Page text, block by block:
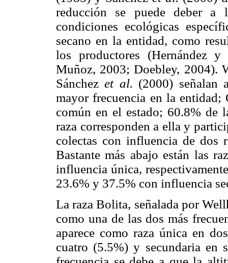
reducción se puede deber a
condiciones ecológicas
secano en la entidad, como
los productores (Hernández
Muñoz, 2003; Doebley, 2004).
Sánchezet al. (2000) señalan
mayor frecuencia en la
común en el estado; 60.8% de
raza corresponden a ella y
colectas con influencia de dos
Bastante más abajo están las
influencia única,
23.6% y 37.5% con influencia
La raza Bolita, señalada por
como una de las dos más
aparece como raza única en
cuatro (5.5%) y secundaria en